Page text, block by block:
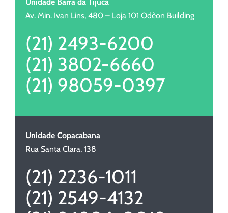
Unidade Barra da Tijuca
Av. Min. Ivan Lins, 480 – Loja 101 Odèon Building
(21) 2493-6200
(21) 3802-6660
(21) 98059-0397
Unidade Copacabana
Rua Santa Clara, 138
(21) 2236-1011
(21) 2549-4132